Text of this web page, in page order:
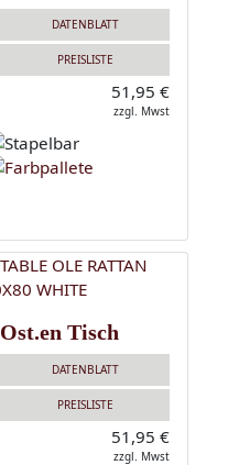
DATENBLATT
PREISLISTE
51,95 €
zzgl. Mwst
Ost.en Tisch
DATENBLATT
PREISLISTE
51,95 €
zzgl. Mwst